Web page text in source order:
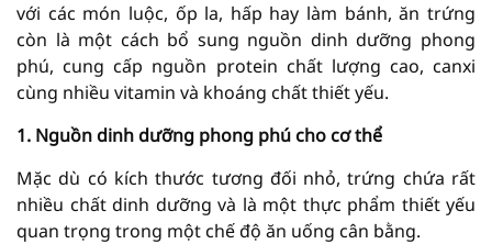
với các món luộc, ốp la, hấp hay làm bánh, ăn trứng
còn là một cách bổ sung nguồn dinh dưỡng phong
phú, cung cấp nguồn protein chất lượng cao, canxi
cùng nhiều vitamin và khoáng chất thiết yếu.
1. Nguồn dinh dưỡng phong phú cho cơ thể
Mặc dù có kích thước tương đối nhỏ, trứng chứa rất
nhiều chất dinh dưỡng và là một thực phẩm thiết yếu
quan trọng trong một chế độ ăn uống cân bằng.